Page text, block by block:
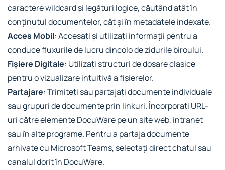
caractere wildcard și legături logice, căutând atât în
conținutul documentelor, cât și în metadatele indexate.
Acces Mobil: Accesați și utilizați informații pentru a
conduce fluxurile de lucru dincolo de zidurile biroului.
Fișiere Digitale: Utilizați structuri de dosare clasice
pentru o vizualizare intuitivă a fișierelor.
Partajare: Trimiteți sau partajați documente individuale
sau grupuri de documente prin linkuri. Încorporați URL-
uri către elemente DocuWare pe un site web, intranet
sau în alte programe. Pentru a partaja documente
arhivate cu Microsoft Teams, selectați direct chatul sau
canalul dorit în DocuWare.